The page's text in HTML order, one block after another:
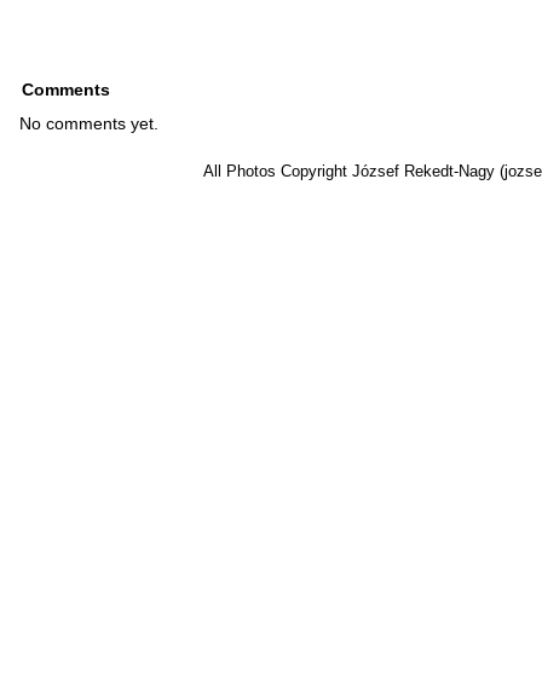
Comments
No comments yet.
All Photos Copyright József Rekedt-Nagy